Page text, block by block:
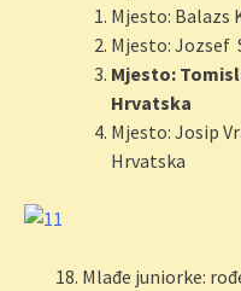
Mjesto: Balazs
Mjesto: Jozsef
Mjesto:
Hrvatska
Mjesto: Josip
Hrvatska
Mlađe juniorke: